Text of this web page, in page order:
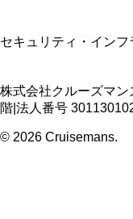
セキュリティ・インフ
株式会社クルーズマン
階 法人番号
© 2026 Cruisemans.